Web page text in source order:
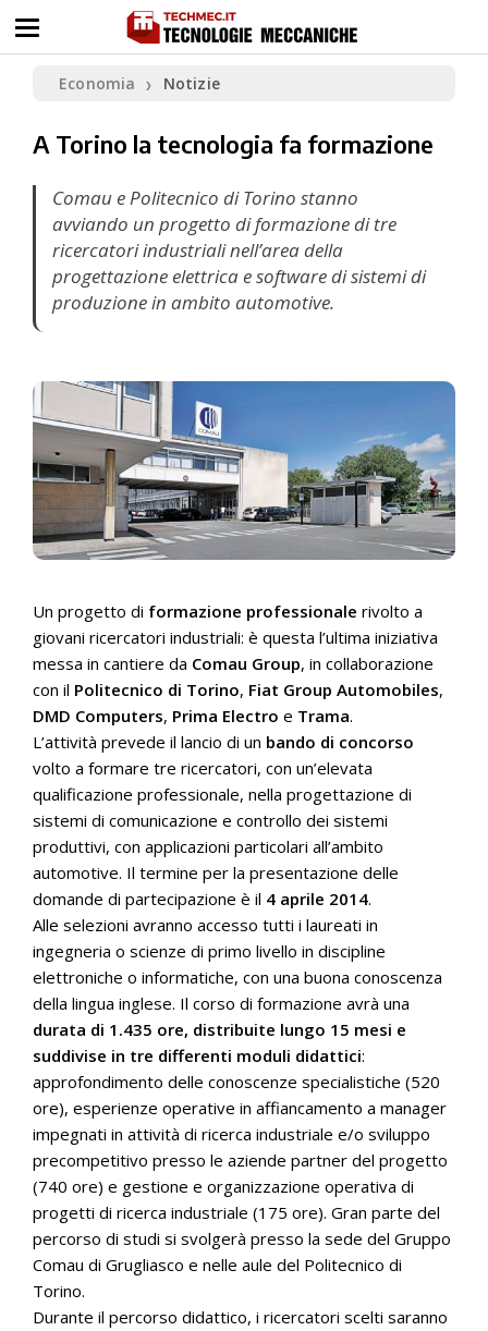
Economia ❯ Notizie
A Torino la tecnologia fa formazione
Comau e Politecnico di Torino stanno
avviando un progetto di formazione di tre
ricercatori industriali nell’area della
progettazione elettrica e software di sistemi di
produzione in ambito automotive.
Un progetto di formazione professionale rivolto a
giovani ricercatori industriali: è questa l’ultima iniziativa
messa in cantiere da Comau Group, in collaborazione
con il Politecnico di Torino, Fiat Group Automobiles,
DMD Computers, Prima Electro e Trama.
L’attività prevede il lancio di un bando di concorso
volto a formare tre ricercatori, con un’elevata
qualificazione professionale, nella progettazione di
sistemi di comunicazione e controllo dei sistemi
produttivi, con applicazioni particolari all’ambito
automotive. Il termine per la presentazione delle
domande di partecipazione è il 4 aprile 2014.
Alle selezioni avranno accesso tutti i laureati in
ingegneria o scienze di primo livello in discipline
elettroniche o informatiche, con una buona conoscenza
della lingua inglese. Il corso di formazione avrà una
durata di 1.435 ore, distribuite lungo 15 mesi e
suddivise in tre differenti moduli didattici:
approfondimento delle conoscenze specialistiche (520
ore), esperienze operative in affiancamento a manager
impegnati in attività di ricerca industriale e/o sviluppo
precompetitivo presso le aziende partner del progetto
(740 ore) e gestione e organizzazione operativa di
progetti di ricerca industriale (175 ore). Gran parte del
percorso di studi si svolgerà presso la sede del Gruppo
Comau di Grugliasco e nelle aule del Politecnico di
Torino.
Durante il percorso didattico, i ricercatori scelti saranno